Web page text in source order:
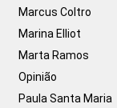
Marcus Coltro
Marina Elliot
Marta Ramos
Opinião
Paula Santa Maria